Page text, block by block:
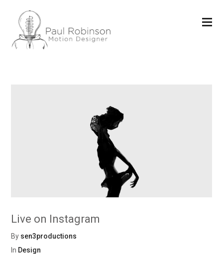
Live on Instagram
By sen3productions
In Design